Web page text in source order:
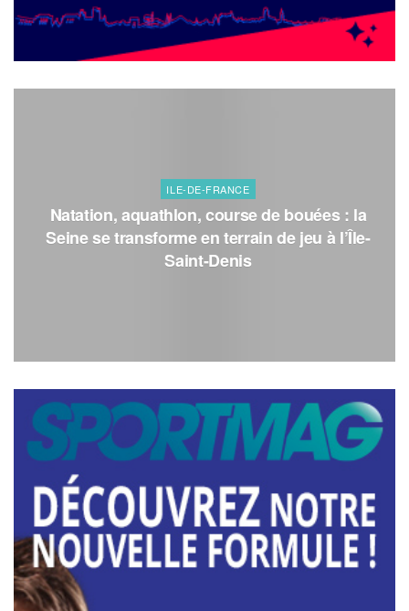
ILE-DE-FRANCE
Natation, aquathlon, course de bouées : la
Seine se transforme en terrain de jeu à l’Île-
Saint-Denis